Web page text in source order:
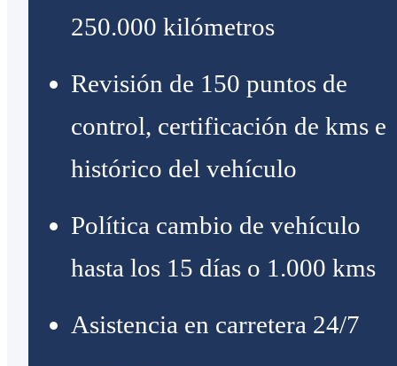
250.000 kilómetros
Revisión de 150 puntos de
control, certificación de kms e
histórico del vehículo
Política cambio de vehículo
hasta los 15 días o 1.000 kms
Asistencia en carretera 24/7